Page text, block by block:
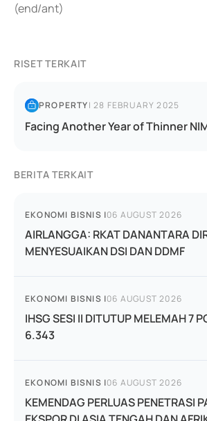
(end/ant)
RISET TERKAIT
PROPERTY|28 FEBRUARY 2025
Facing Another Year of Thinner
BERITA TERKAIT
EKONOMI BISNIS |06 AUGUST 2026
AIRLANGGA: RKAT DANANTARA
MENYESUAIKAN DSI DAN DDMF
EKONOMI BISNIS |06 AUGUST 2026
IHSG SESI II DITUTUP MELEMAH 7
6.343
EKONOMI BISNIS |06 AUGUST 2026
KEMENDAG PERLUAS PENETRASI